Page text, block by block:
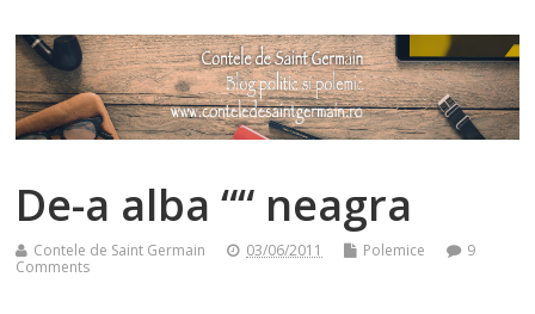
De-a alba ““ neagra
Contele de Saint Germain 03/06/2011 Polemice
9
Comments